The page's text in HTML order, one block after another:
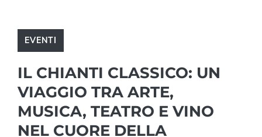
EVENTI
IL CHIANTI CLASSICO: UN
VIAGGIO TRA ARTE,
MUSICA, TEATRO E VINO
NEL CUORE DELLA